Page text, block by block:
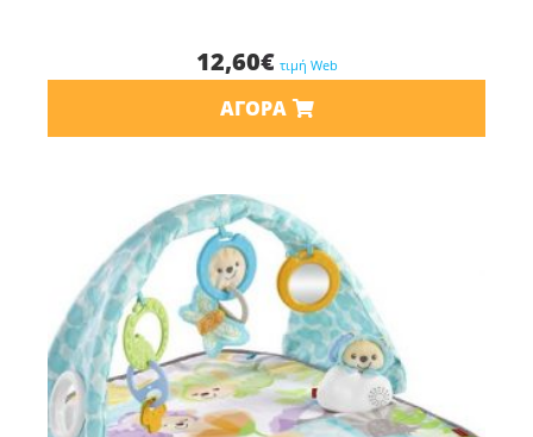
12,60€ τιμή Web
ΑΓΟΡΆ